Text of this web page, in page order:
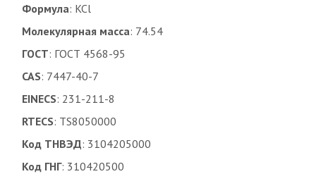
Формула: KCl
Молекулярная масса: 74.54
ГОСТ: ГОСТ 4568-95
CAS: 7447-40-7
EINECS: 231-211-8
RTECS: TS8050000
Код ТНВЭД: 3104205000
Код ГНГ: 310420500